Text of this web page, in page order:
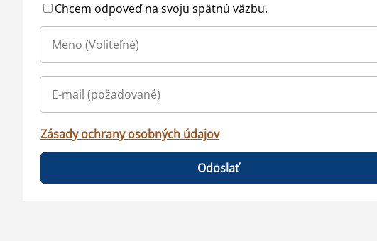
Chcem odpoveď na svoju spätnú väzbu.
Zásady ochrany osobných údajov
Odoslať